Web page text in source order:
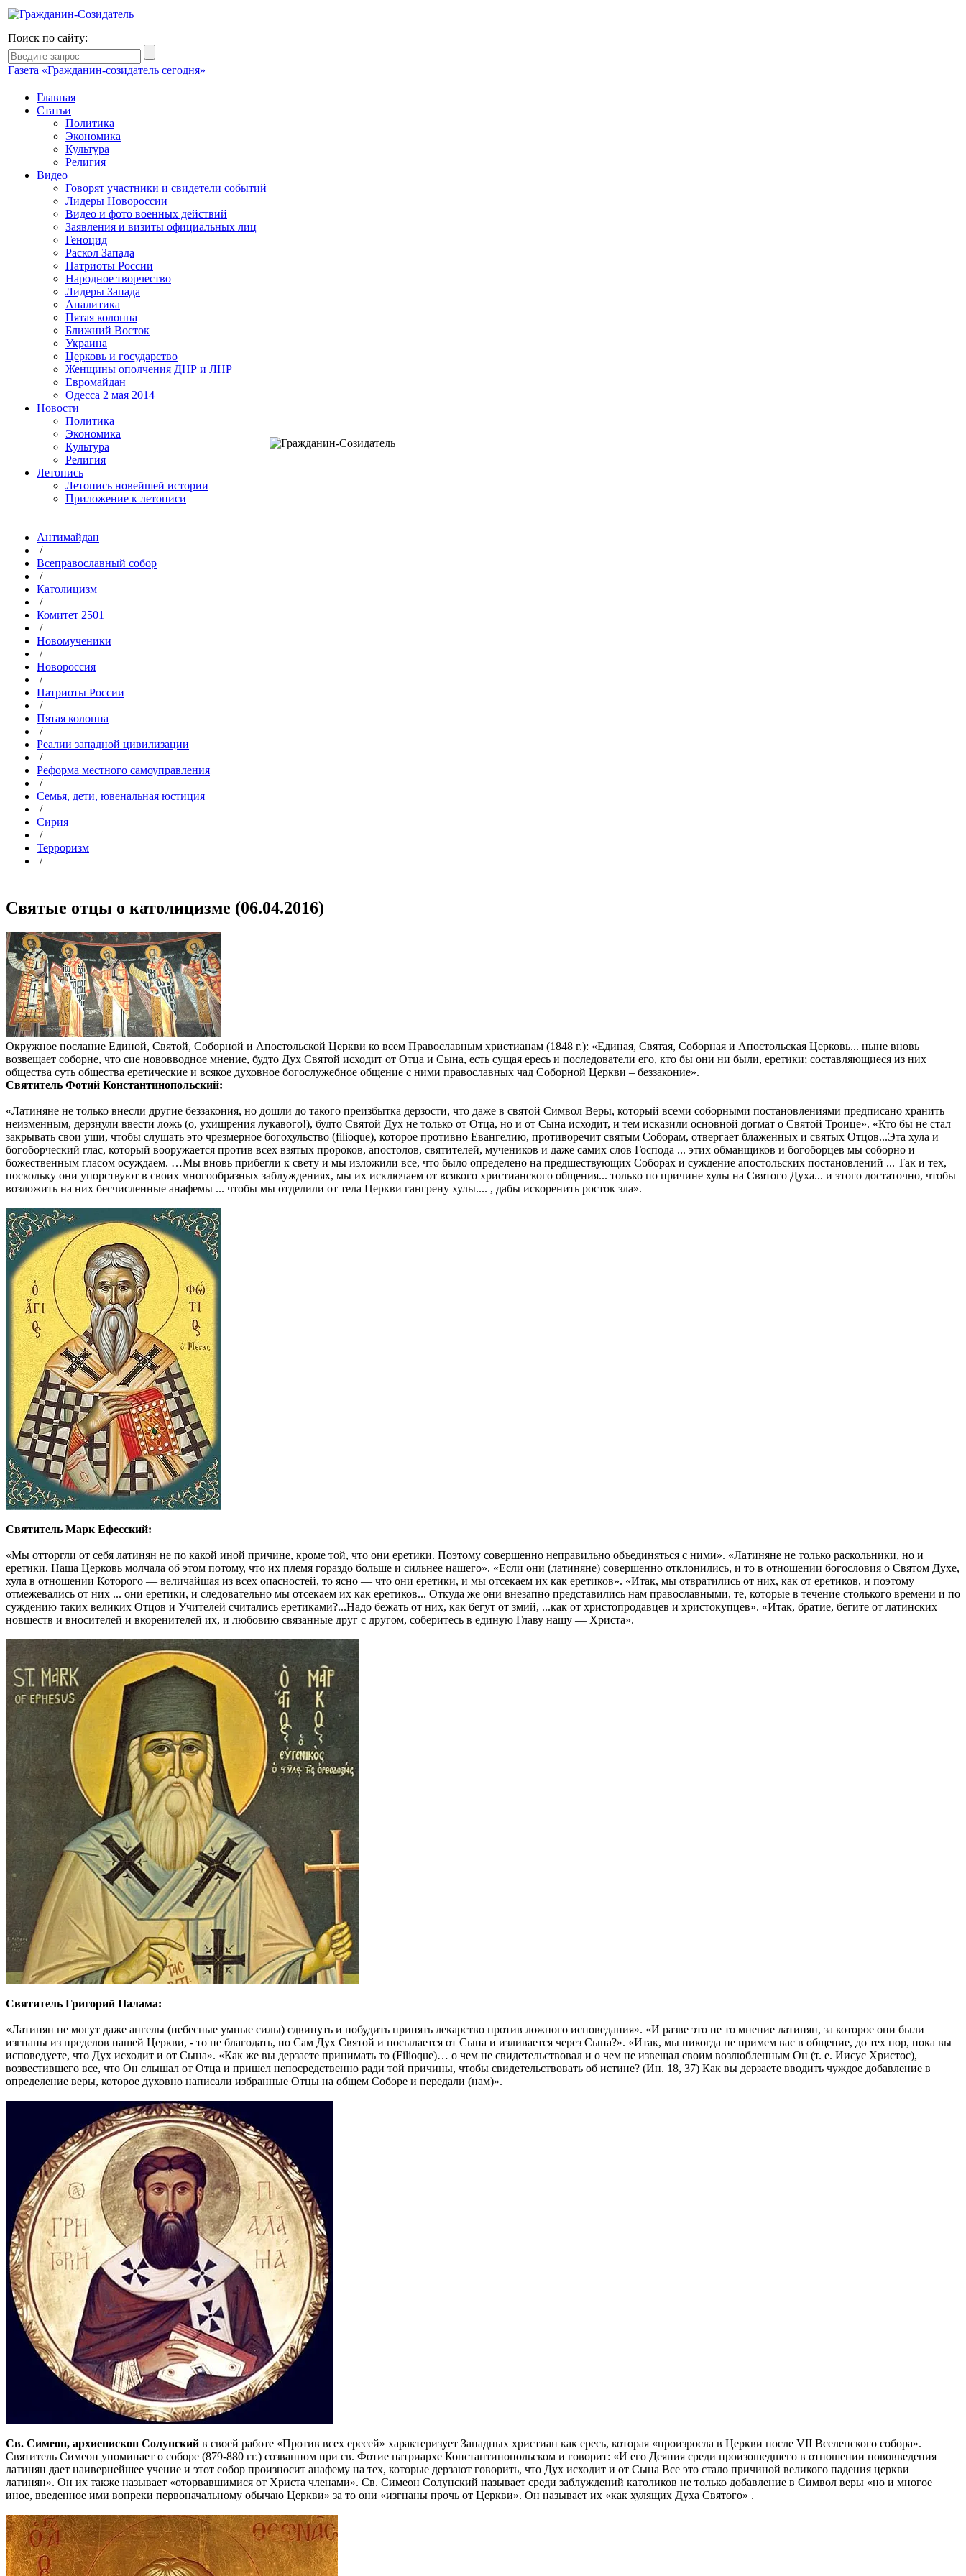
Поиск по сайту:
Газета «Гражданин-созидатель сегодня»
Главная
Статьи
Политика
Экономика
Культура
Религия
Видео
Говорят участники и свидетели событий
Лидеры Новороссии
Видео и фото военных действий
Заявления и визиты официальных лиц
Геноцид
Раскол Запада
Патриоты России
Народное творчество
Лидеры Запада
Аналитика
Пятая колонна
Ближний Восток
Украина
Церковь и государство
Женщины ополчения ДНР и ЛНР
Евромайдан
Одесса 2 мая 2014
Новости
Политика
Экономика
Культура
Религия
Летопись
Летопись новейшей истории
Приложение к летописи
Антимайдан
/
Всеправославный собор
/
Католицизм
/
Комитет 2501
/
Новомученики
/
Новороссия
/
Патриоты России
/
Пятая колонна
/
Реалии западной цивилизации
/
Реформа местного самоуправления
/
Семья, дети, ювенальная юстиция
/
Сирия
/
Терроризм
/
Святые отцы о католицизме (06.04.2016)
Окружное послание Единой, Святой, Соборной и Апостольской Церкви ко всем Православным христианам (1848 г.): «Единая, Святая, Соборная и Апостольская Церковь... ныне вновь
возвещает соборне, что сие нововводное мнение, будто Дух Святой исходит от Отца и Сына, есть сущая ересь и последователи его, кто бы они ни были, еретики; составляющиеся из них
общества суть общества еретические и всякое духовное богослужебное общение с ними православных чад Соборной Церкви – беззаконие».
Святитель Фотий Константинопольский:
«Латиняне не только внесли другие беззакония, но дошли до такого преизбытка дерзости, что даже в святой Символ Веры, который всеми соборными постановлениями предписано хранить
неизменным, дерзнули ввести ложь (о, ухищрения лукавого!), будто Святой Дух не только от Отца, но и от Сына исходит, и тем исказили основной догмат о Святой Троице». «Кто бы не стал
закрывать свои уши, чтобы слушать это чрезмерное богохульство (filioque), которое противно Евангелию, противоречит святым Соборам, отвергает блаженных и святых Отцов...Эта хула и
богоборческий глас, который вооружается против всех взятых пророков, апостолов, святителей, мучеников и даже самих слов Господа ... этих обманщиков и богоборцев мы соборно и
божественным гласом осуждаем. …Мы вновь прибегли к свету и мы изложили все, что было определено на предшествующих Соборах и суждение апостольских постановлений ... Так и тех,
поскольку они упорствуют в своих многообразных заблуждениях, мы их исключаем от всякого христианского общения... только по причине хулы на Святого Духа... и этого достаточно, чтобы
возложить на них бесчисленные анафемы ... чтобы мы отделили от тела Церкви гангрену хулы.... , дабы искоренить росток зла».
Святитель Марк Ефесский:
«Мы отторгли от себя латинян не по какой иной причине, кроме той, что они еретики. Поэтому совершенно неправильно объединяться с ними». «Латиняне не только раскольники, но и
еретики. Наша Церковь молчала об этом потому, что их племя гораздо больше и сильнее нашего». «Если они (латиняне) совершенно отклонились, и то в отношении богословия о Святом Духе,
хула в отношении Которого — величайшая из всех опасностей, то ясно — что они еретики, и мы отсекаем их как еретиков». «Итак, мы отвратились от них, как от еретиков, и поэтому
отмежевались от них ... они еретики, и следовательно мы отсекаем их как еретиков... Откуда же они внезапно представились нам православными, те, которые в течение столького времени и по
суждению таких великих Отцов и Учителей считались еретиками?...Надо бежать от них, как бегут от змий, ...как от христопродавцев и христокупцев». «Итак, братие, бегите от латинских
новшеств и вносителей и вкоренителей их, и любовию связанные друг с другом, соберитесь в единую Главу нашу — Христа».
Святитель Григорий Палама:
«Латинян не могут даже ангелы (небесные умные силы) сдвинуть и побудить принять лекарство против ложного исповедания». «И разве это не то мнение латинян, за которое они были
изгнаны из пределов нашей Церкви, - то не благодать, но Сам Дух Святой и посылается от Сына и изливается через Сына?». «Итак, мы никогда не примем вас в общение, до тех пор, пока вы
исповедуете, что Дух исходит и от Сына». «Как же вы дерзаете принимать то (Filioque)… о чем не свидетельствовал и о чем не извещал своим возлюбленным Он (т. е. Иисус Христос),
возвестившего все, что Он слышал от Отца и пришел непосредственно ради той причины, чтобы свидетельствовать об истине? (Ин. 18, 37) Как вы дерзаете вводить чуждое добавление в
определение веры, которое духовно написали избранные Отцы на общем Соборе и передали (нам)».
Св. Симеон, архиепископ Солунский в своей работе «Против всех ересей» характеризует Западных христиан как ересь, которая «произросла в Церкви после VII Вселенского собора».
Святитель Симеон упоминает о соборе (879-880 гг.) созванном при св. Фотие патриархе Константинопольском и говорит: «И его Деяния среди произошедшего в отношении нововведения
латинян дает наивернейшее учение и этот собор произносит анафему на тех, которые дерзают говорить, что Дух исходит и от Сына Все это стало причиной великого падения церкви
латинян». Он их также называет «оторвавшимися от Христа членами». Св. Симеон Солунский называет среди заблуждений католиков не только добавление в Символ веры «но и многое
иное, введенное ими вопреки первоначальному обычаю Церкви» за то они «изгнаны прочь от Церкви». Он называет их «как хулящих Духа Святого» .